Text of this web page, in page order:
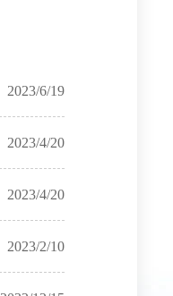
2023/6/19
2023/4/20
2023/4/20
2023/2/10